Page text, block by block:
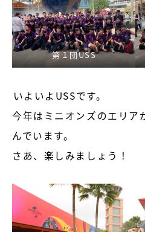
第１団USS
いよいよUSSです。
今年はミニオンズのエリア
んでいます。
さあ、楽しみましょう！